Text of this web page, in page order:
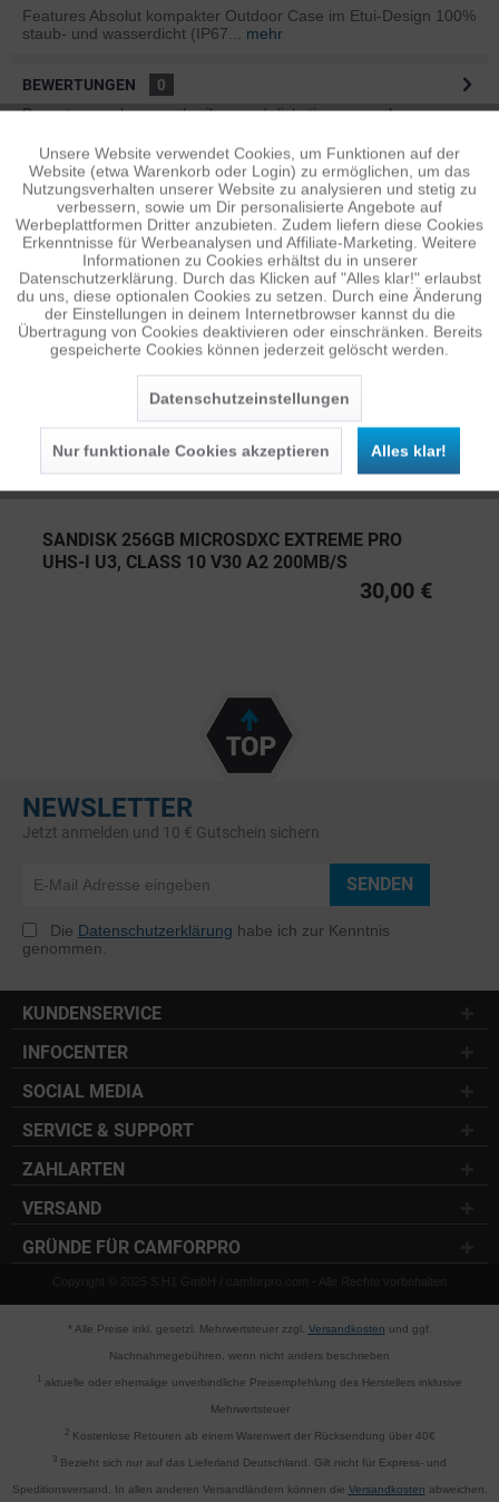
Features Absolut kompakter Outdoor Case im Etui-Design 100%
staub- und wasserdicht (IP67...
mehr
BEWERTUNGEN
0
Bewertungen lesen, schreiben und diskutieren...mehr
ÄHNLICHE ARTIKEL
Diese Artikel sind dem Produkt ähnlich ...mehr
Persönliche Empfehlungen
SANDISK 256GB MICROSDXC EXTREME PRO
UHS-I U3, CLASS 10 V30 A2 200MB/S
30,00 €
NEWSLETTER
Jetzt anmelden und 10 € Gutschein sichern
SENDEN
Die Datenschutzerklärung habe ich zur Kenntnis
genommen.
KUNDENSERVICE
INFOCENTER
SOCIAL MEDIA
SERVICE & SUPPORT
ZAHLARTEN
VERSAND
GRÜNDE FÜR CAMFORPRO
Copyright © 2025 S.H1 GmbH / camforpro.com - Alle Rechte vorbehalten
* Alle Preise inkl. gesetzl. Mehrwertsteuer zzgl. Versandkosten und ggf.
Nachnahmegebühren, wenn nicht anders beschrieben
aktuelle oder ehemalige unverbindliche Preisempfehlung des Herstellers inklusive
Mehrwertsteuer
2Kostenlose Retouren ab einem Warenwert der Rücksendung über 40€
3 Bezieht sich nur auf das Lieferland Deutschland. Gilt nicht für Express- und
Speditionsversand. In allen anderen Versandländern können die Versandkosten abweichen.
Funktionale Aktiv
Tracking Inaktiv
Personalisierung Inaktiv
Service Inaktiv
Unsere Website verwendet Cookies, um Funktionen auf der
Website (etwa Warenkorb oder Login) zu ermöglichen, um das
Nutzungsverhalten unserer Website zu analysieren und stetig zu
verbessern, sowie um Dir personalisierte Angebote auf
Werbeplattformen Dritter anzubieten. Zudem liefern diese Cookies
Erkenntnisse für Werbeanalysen und Affiliate-Marketing. Weitere
Informationen zu Cookies erhältst du in unserer
Datenschutzerklärung. Durch das Klicken auf "Alles klar!" erlaubst
du uns, diese optionalen Cookies zu setzen. Durch eine Änderung
der Einstellungen in deinem Internetbrowser kannst du die
Übertragung von Cookies deaktivieren oder einschränken. Bereits
gespeicherte Cookies können jederzeit gelöscht werden.
Datenschutzeinstellungen
Nur funktionale Cookies akzeptieren Alles klar!